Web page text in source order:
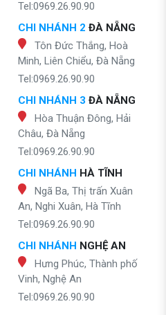
Tel:0969.26.90.90
CHI NHÁNH 2 ĐÀ NẴNG
Tôn Đức Thắng, Hoà
Minh, Liên Chiểu, Đà Nẵng
Tel:0969.26.90.90
CHI NHÁNH 3 ĐÀ NẴNG
Hòa Thuận Đông, Hải
Châu, Đà Nẵng
Tel:0969.26.90.90
CHI NHÁNH HÀ TĨNH
Ngã Ba, Thị trấn Xuân
An, Nghi Xuân, Hà Tĩnh
Tel:0969.26.90.90
CHI NHÁNH NGHỆ AN
Hưng Phúc, Thành phố
Vinh, Nghệ An
Tel:0969.26.90.90